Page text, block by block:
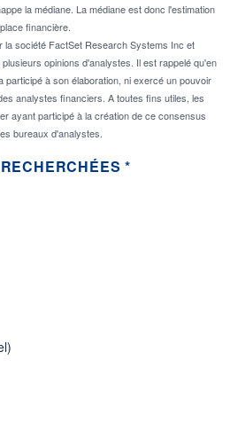
la médiane. La médiane est donc l'estimation
financière.
société FactSet Research Systems Inc et
opinions d'analystes. Il est rappelé qu'en
participé à son élaboration, ni exercé un pouvoir
analystes financiers. A toutes fins utiles, les
ayant participé à la création de ce consensus
bureaux d'analystes.
*